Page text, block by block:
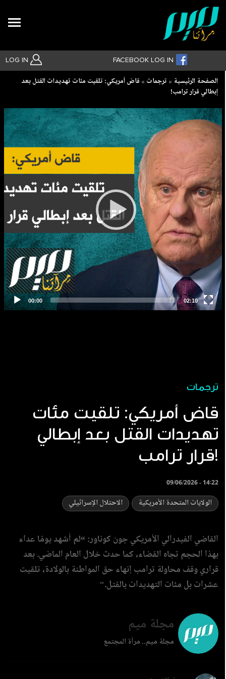
LOG IN FACEBOOK LOG IN
بحث متقدم
Breadcrumb
الصفحة الرئيسية ترجمات
قاض أمريكي: تلقيت مئات تهديدات القتل بعد
إبطالي قرار ترامب!
ترجمات
قاض أمريكي: تلقيت مئات
تهديدات القتل بعد إبطالي
قرار ترامب!
09/06/2026 - 14:22
الولايات المتحدة الأمريكية الاحتلال الإسرائيلي
القاضي الفيدرالي الأمريكي جون كوناور: “لم أشهد يومًا عداء
بهذا الحجم تجاه القضاء، كما حدث خلال العام الماضي. بعد
قراري وقف محاولة ترامب إنهاء حق المواطنة بالولادة، تلقيت
عشرات بل مئات التهديدات بالقتل."
مجلة ميم
مجلة ميم.. مرآة المجتمع